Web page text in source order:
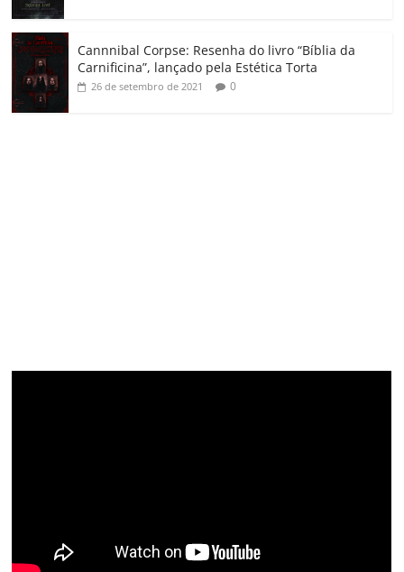
Cannnibal Corpse: Resenha do livro “Bíblia da
Carnificina”, lançado pela Estética Torta
26 de setembro de 2021 0